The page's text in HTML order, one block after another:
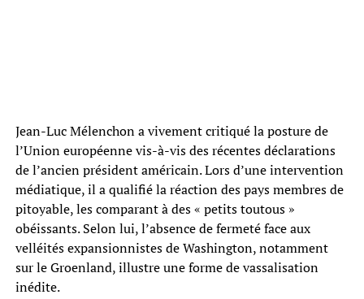
Jean-Luc Mélenchon a vivement critiqué la posture de
l’Union européenne vis-à-vis des récentes déclarations
de l’ancien président américain. Lors d’une intervention
médiatique, il a qualifié la réaction des pays membres de
pitoyable, les comparant à des « petits toutous »
obéissants. Selon lui, l’absence de fermeté face aux
velléités expansionnistes de Washington, notamment
sur le Groenland, illustre une forme de vassalisation
inédite.